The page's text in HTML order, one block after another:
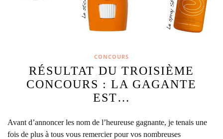
CONCOURS
RÉSULTAT DU TROISIÈME
CONCOURS : LA GAGANTE
EST…
Avant d’annoncer les nom de l’heureuse gagnante, je tenais une
fois de plus à tous vous remercier pour vos nombreuses